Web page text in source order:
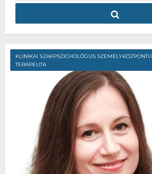
KLINIKAI SZAKPSZICHOLÓGUS SZEMÉLYKÖZPONTÚ
TERAPEUTA